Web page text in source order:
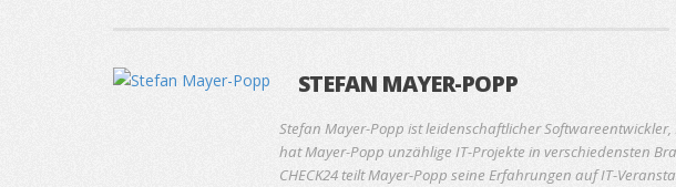
STEFAN MAYER-POPP
Stefan Mayer-Popp ist leidenschaftlicher
hat Mayer-Popp unzählige IT-Projekte in verschiedensten
CHECK24 teilt Mayer-Popp seine Erfahrungen auf IT-